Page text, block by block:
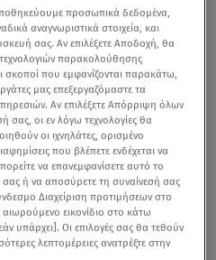
προσωπικά δεδομένα,
αναγνωριστικά στοιχεία, και
σας. Αν επιλέξετε Αποδοχή, θα
παρακολούθησης
σκοποί που εμφανίζονται παρακάτω,
μας επεξεργαζόμαστε τα
Αν επιλέξετε Απόρριψη όλων
οι εν λόγω τεχνολογίες θα
οι ιχνηλάτες, ορισμένο
που βλέπετε ενδέχεται να
να επανεμφανίσετε αυτό το
σας ή να αποσύρετε τη συναίνεσή σας
Διαχείριση προτιμήσεων στο
εικονίδιο στο κάτω
υπάρχει]. Οι επιλογές σας θα τεθούν
λεπτομέρειες ανατρέξτε στην